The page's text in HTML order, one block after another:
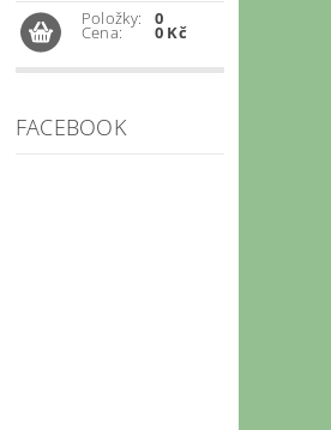
Položky:
Cena:
0
0 Kč
FACEBOOK